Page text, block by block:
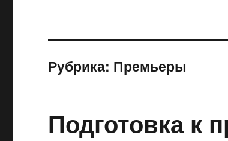
Рубрика: Премьеры
Подготовка к